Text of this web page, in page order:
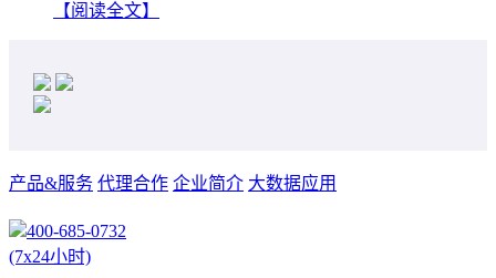
【阅读全文】
产品&服务 代理合作 企业简介 大数据应用
400-685-0732
(7x24小时)